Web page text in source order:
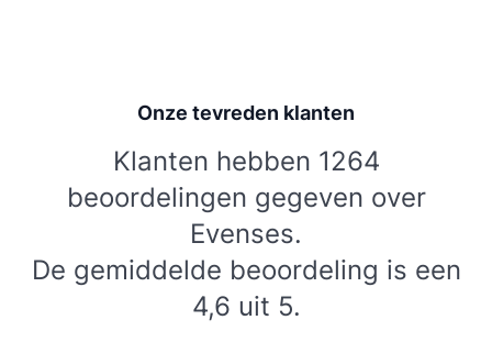
Onze tevreden klanten
Klanten hebben 1264
beoordelingen gegeven over
Evenses.
De gemiddelde beoordeling is een
4,6 uit 5.